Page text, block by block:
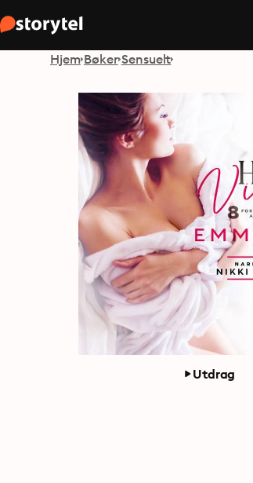
Hjem Bøker Sensuelt
Utdrag